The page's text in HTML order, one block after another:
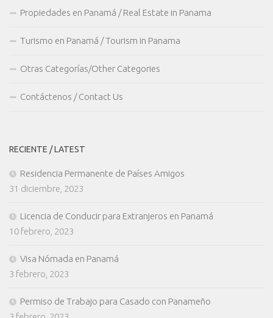
Propiedades en Panamá / Real Estate in Panama
Turismo en Panamá / Tourism in Panama
Otras Categorías/Other Categories
Contáctenos / Contact Us
RECIENTE / LATEST
Residencia Permanente de Países Amigos
31 diciembre, 2023
Licencia de Conducir para Extranjeros en Panamá
10 febrero, 2023
Visa Nómada en Panamá
3 febrero, 2023
Permiso de Trabajo para Casado con Panameño